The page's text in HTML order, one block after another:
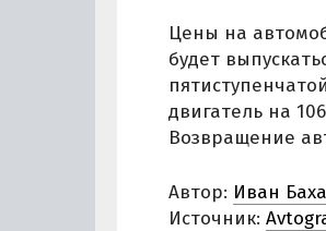
Цены на
будет
двигатель на
Возвращение
Автор: Иван
Источник: